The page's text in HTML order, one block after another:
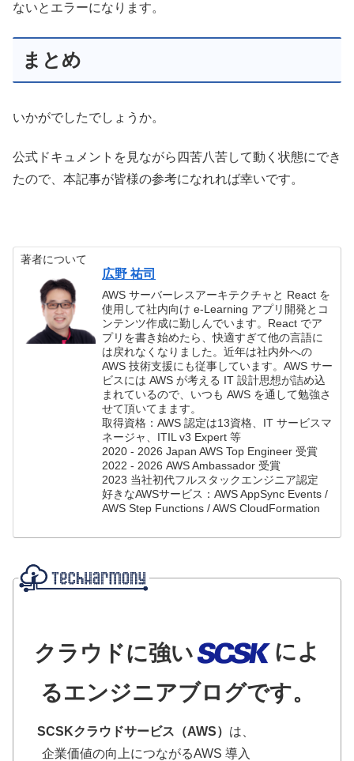
ないとエラーになります。
まとめ
いかがでしたでしょうか。
公式ドキュメントを見ながら四苦八苦して動く状態にでき
たので、本記事が皆様の参考になれれば幸いです。
著者について
広野 祐司
AWS サーバーレスアーキテクチャと React を
使用して社内向け e-Learning アプリ開発とコ
ンテンツ作成に勤しんでいます。React でア
プリを書き始めたら、快適すぎて他の言語に
は戻れなくなりました。近年は社内外への
AWS 技術支援にも従事しています。AWS サー
ビスには AWS が考える IT 設計思想が詰め込
まれているので、いつも AWS を通して勉強さ
せて頂いてまます。
取得資格：AWS 認定は13資格、IT サービスマ
ネージャ、ITIL v3 Expert 等
2020 - 2026 Japan AWS Top Engineer 受賞
2022 - 2026 AWS Ambassador 受賞
2023 当社初代フルスタックエンジニア認定
好きなAWSサービス：AWS AppSync Events /
AWS Step Functions / AWS CloudFormation
クラウドに強い
によ
るエンジニアブログです。
SCSKクラウドサービス（AWS） は、
企業価値の向上につながるAWS 導入